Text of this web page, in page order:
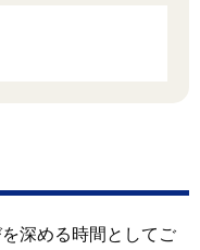
深める時間としてご